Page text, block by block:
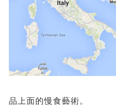
品上面的慢食藝術。